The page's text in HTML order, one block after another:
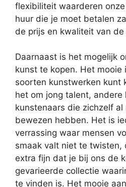
flexibiliteit waarderen
huur die je moet betalen
de prijs en kwaliteit van
Daarnaast is het mogelijk
kunst te kopen. Het mooie
soorten kunstwerken kunt
het om jong talent, andere
kunstenaars die zichzelf al
bewezen hebben. Het is
verrassing waar mensen
smaak valt niet te twisten,
extra fijn dat je bij ons de
gevarieerde collectie
te vinden is. Het mooie